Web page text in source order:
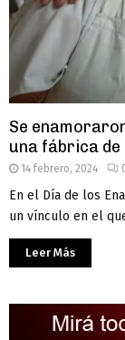
Se
una fábrica de
14 febrero, 2024
En el Día de los
un vínculo en el
Leer Más